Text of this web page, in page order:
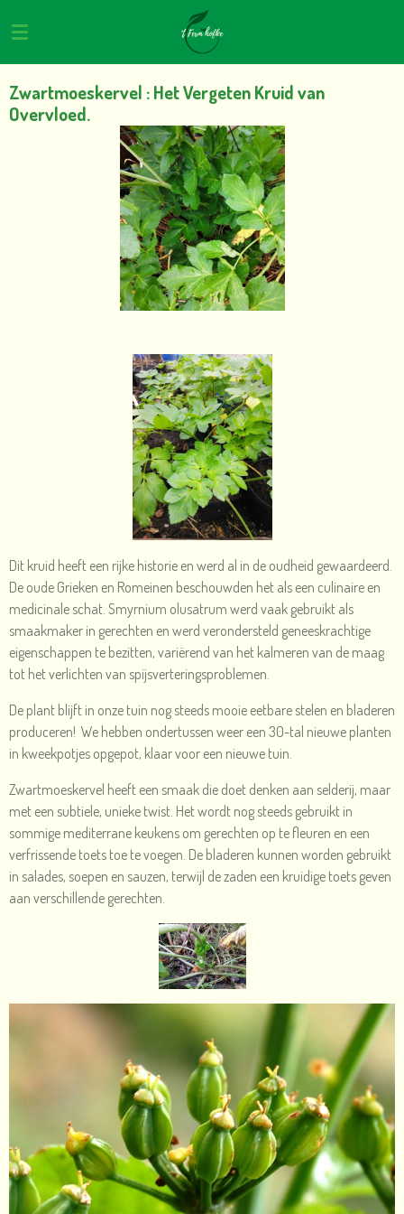
direct
naar
de
hoofdinhoud
Zwartmoeskervel : Het Vergeten Kruid van
Overvloed.
Dit kruid heeft een rijke historie en werd al in de oudheid gewaardeerd.
De oude Grieken en Romeinen beschouwden het als een culinaire en
medicinale schat. Smyrnium olusatrum werd vaak gebruikt als
smaakmaker in gerechten en werd verondersteld geneeskrachtige
eigenschappen te bezitten, variërend van het kalmeren van de maag
tot het verlichten van spijsverteringsproblemen.
De plant blijft in onze tuin nog steeds mooie eetbare stelen en bladeren
produceren! We hebben ondertussen weer een 30-tal nieuwe planten
in kweekpotjes opgepot, klaar voor een nieuwe tuin.
Zwartmoeskervel heeft een smaak die doet denken aan selderij, maar
met een subtiele, unieke twist. Het wordt nog steeds gebruikt in
sommige mediterrane keukens om gerechten op te fleuren en een
verfrissende toets toe te voegen. De bladeren kunnen worden gebruikt
in salades, soepen en sauzen, terwijl de zaden een kruidige toets geven
aan verschillende gerechten.